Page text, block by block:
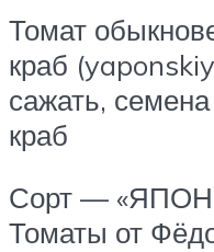
Томат
краб
сажать,
краб
Сорт —
Томаты от